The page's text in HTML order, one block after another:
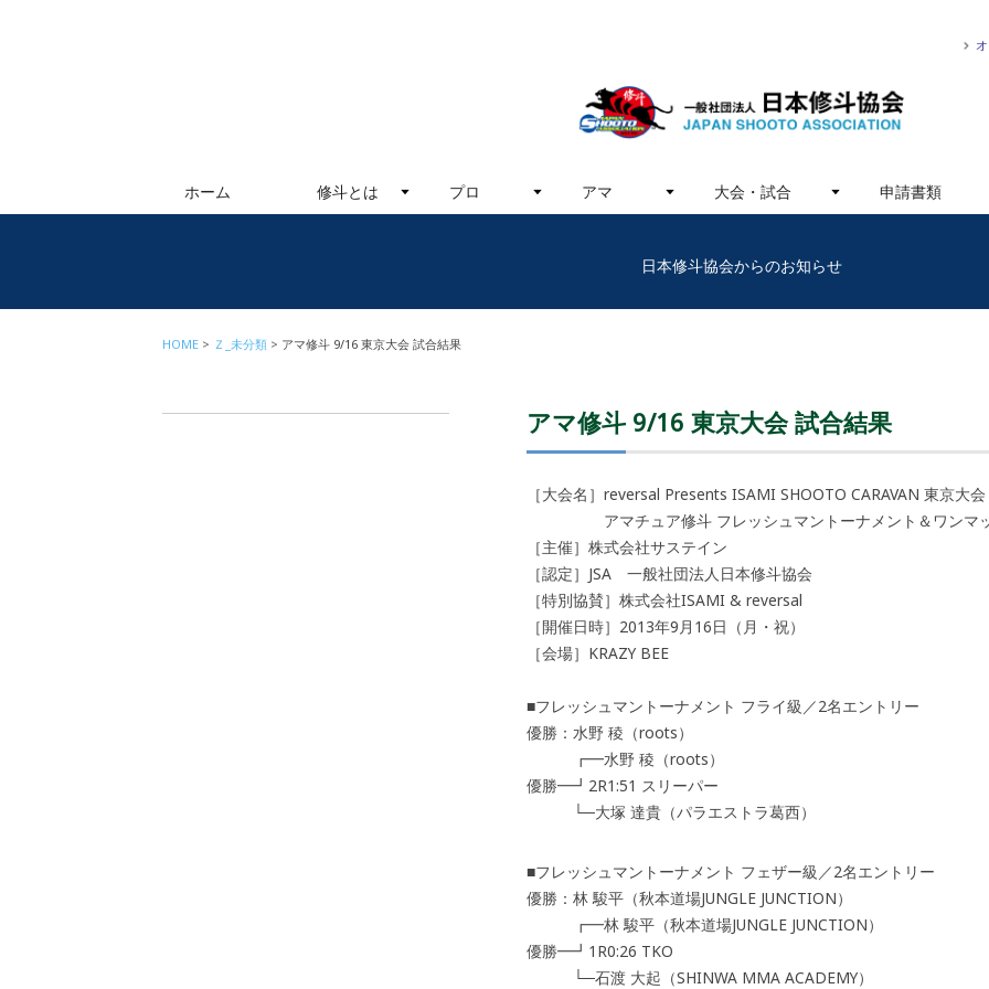
ホーム 修斗とは プロ アマ 大会・試合 申請書類
日本修斗協会からのお知らせ
HOME Ｚ_未分類 アマ修斗 9/16 東京大会 試合結果
アマ修斗 9/16 東京大会 試合結果
［大会名］reversal Presents ISAMI SHOOTO CARAVAN 東京大会
アマチュア修斗 フレッシュマントーナメント＆ワンマッ
［主催］株式会社サステイン
［認定］JSA 一般社団法人日本修斗協会
［特別協賛］株式会社ISAMI & reversal
［開催日時］2013年9月16日（月・祝）
［会場］KRAZY BEE
■フレッシュマントーナメント フライ級／2名エントリー
優勝：水野 稜（roots）
┏━水野 稜（roots）
優勝━┛2R1:51 スリーパー
└─大塚 達貴（パラエストラ葛西）
■フレッシュマントーナメント フェザー級／2名エントリー
優勝：林 駿平（秋本道場JUNGLE JUNCTION）
┏━林 駿平（秋本道場JUNGLE JUNCTION）
優勝━┛1R0:26 TKO
└─石渡 大起（SHINWA MMA ACADEMY）